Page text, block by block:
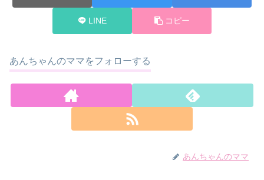
LINE コピー
あんちゃんのママをフォローする
あんちゃんのママ